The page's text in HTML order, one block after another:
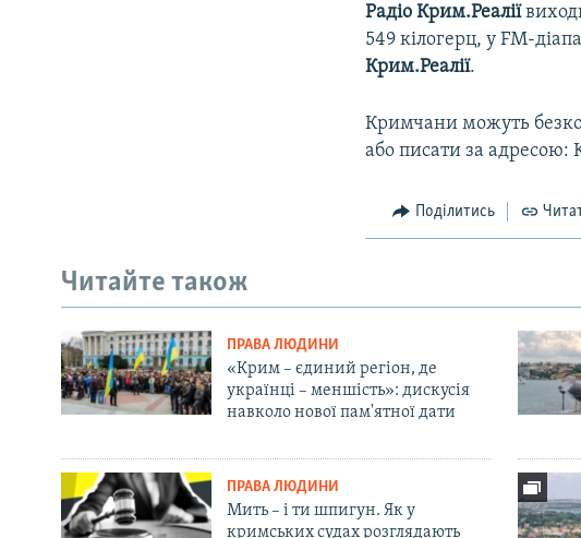
Радіо Крим.Реалії
549 кілогерц, у FM-
Крим.Реалії.
Кримчани можуть
або писати за
Поділитись
Читайте також
ПРАВА ЛЮДИНИ
«Крим – єдиний регіон, де
українці – меншість»: дискусія
навколо нової пам'ятної дати
ПРАВА ЛЮДИНИ
Мить – і ти шпигун. Як у
кримських судах розглядають